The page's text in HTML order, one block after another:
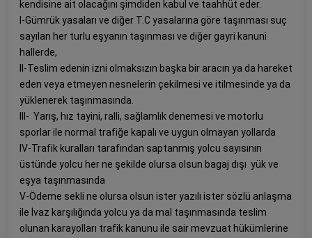
kendisine ait olacağını şimdiden kabul ve taahhüt eder.
I-Gümrük yasaları ve diğer T.C yasalarına göre taşınması suç
sayılan her turlu eşyanın taşınması ve diğer gayri kanuni
hallerde,
II-Teslim edenin izni olmaksızın başka bir aracın ya da hareket
eden veya etmeyen nesnelerin çekilmesi ve itilmesinde ya da
yüklenerek taşınmasında.
lll- Yarış, hız tayini, ralli, sağlamlık denemesi ve motorlu
sporlar ile normal trafiğe kapalı ve uygun olmayan yollarda
IV-Trafik kuralları tarafından saptanmış yolcu sayısının
üstünde yolcu her ne şekilde olursa olsun bagaj dışı yük ve
eşya taşınmasında
V-Ödeme sekli ne olursa olsun ister yazılı ister sözlü anlaşma
ile İvaz karşılığında yolcu ya da mal taşınmasında teslim
olunan karayolları trafik kanunu ile sair mevzuat hükümlerine